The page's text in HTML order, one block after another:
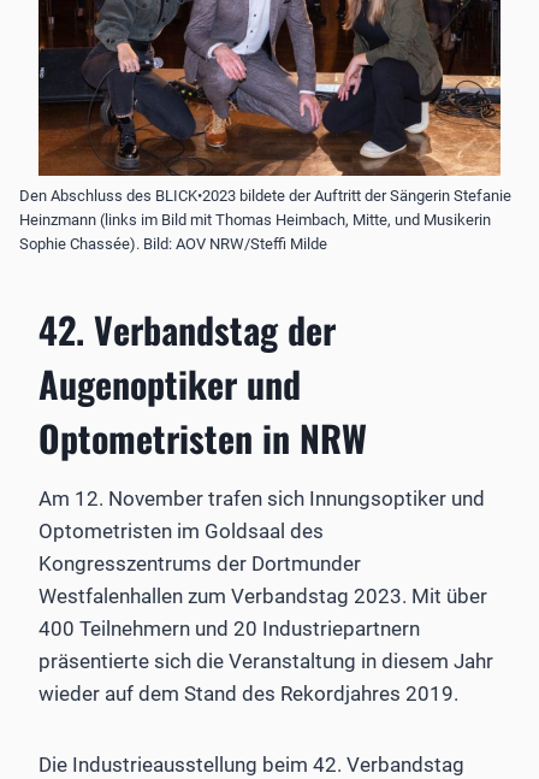
Den Abschluss des BLICK•2023 bildete der Auftritt der Sängerin Stefanie
Heinzmann (links im Bild mit Thomas Heimbach, Mitte, und Musikerin
Sophie Chassée). Bild: AOV NRW/Steffi Milde
42. Verbandstag der
Augenoptiker und
Optometristen in NRW
Am 12. November trafen sich Innungsoptiker und
Optometristen im Goldsaal des
Kongresszentrums der Dortmunder
Westfalenhallen zum Verbandstag 2023. Mit über
400 Teilnehmern und 20 Industriepartnern
präsentierte sich die Veranstaltung in diesem Jahr
wieder auf dem Stand des Rekordjahres 2019.
Die Industrieausstellung beim 42. Verbandstag